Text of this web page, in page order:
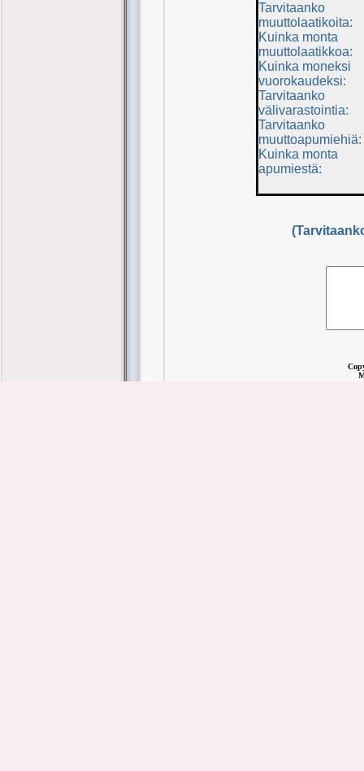
Tarvitaanko
muuttolaatikoita:
Kuinka monta
muuttolaatikkoa:
Kuinka moneksi
vuorokaudeksi:
Tarvitaanko
välivarastointia:
Tarvitaanko
muuttoapumiehiä:
Kuinka monta
apumiestä: